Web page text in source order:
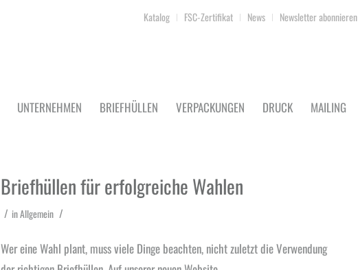
Katalog FSC-Zertifikat News Newsletter abonnieren
UNTERNEHMEN BRIEFHÜLLEN VERPACKUNGEN DRUCK MAILING
Briefhüllen für erfolgreiche Wahlen
/ inAllgemein /
Wer eine Wahl plant, muss viele Dinge beachten, nicht zuletzt die Verwendung